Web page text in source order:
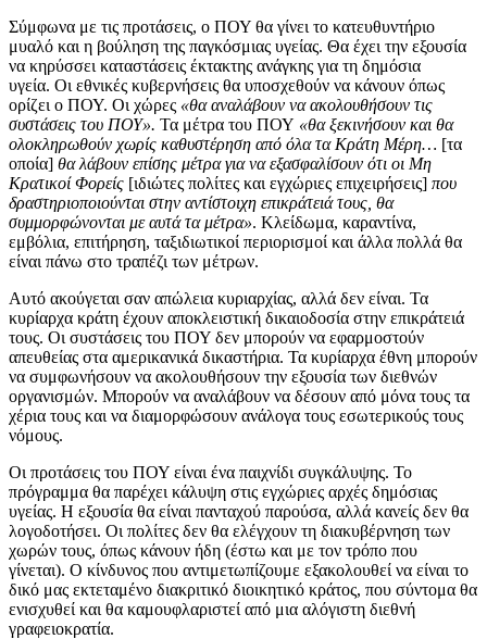
Σύμφωνα με τις προτάσεις, ο ΠΟΥ θα γίνει το κατευθυντήριο
μυαλό και η βούληση της παγκόσμιας υγείας. Θα έχει την εξουσία
να κηρύσσει καταστάσεις έκτακτης ανάγκης για τη δημόσια
υγεία. Οι εθνικές κυβερνήσεις θα υποσχεθούν να κάνουν όπως
ορίζει ο ΠΟΥ. Οι χώρες «θα αναλάβουν να ακολουθήσουν τις
συστάσεις του ΠΟΥ». Τα μέτρα του ΠΟΥ «θα ξεκινήσουν και θα
ολοκληρωθούν χωρίς καθυστέρηση από όλα τα Κράτη Μέρη… [τα
οποία] θα λάβουν επίσης μέτρα για να εξασφαλίσουν ότι οι Μη
Κρατικοί Φορείς [ιδιώτες πολίτες και εγχώριες επιχειρήσεις] που
δραστηριοποιούνται στην αντίστοιχη επικράτειά τους, θα
συμμορφώνονται με αυτά τα μέτρα». Κλείδωμα, καραντίνα,
εμβόλια, επιτήρηση, ταξιδιωτικοί περιορισμοί και άλλα πολλά θα
είναι πάνω στο τραπέζι των μέτρων.
Αυτό ακούγεται σαν απώλεια κυριαρχίας, αλλά δεν είναι. Τα
κυρίαρχα κράτη έχουν αποκλειστική δικαιοδοσία στην επικράτειά
τους. Οι συστάσεις του ΠΟΥ δεν μπορούν να εφαρμοστούν
απευθείας στα αμερικανικά δικαστήρια. Τα κυρίαρχα έθνη μπορούν
να συμφωνήσουν να ακολουθήσουν την εξουσία των διεθνών
οργανισμών. Μπορούν να αναλάβουν να δέσουν από μόνα τους τα
χέρια τους και να διαμορφώσουν ανάλογα τους εσωτερικούς τους
νόμους.
Οι προτάσεις του ΠΟΥ είναι ένα παιχνίδι συγκάλυψης. Το
πρόγραμμα θα παρέχει κάλυψη στις εγχώριες αρχές δημόσιας
υγείας. Η εξουσία θα είναι πανταχού παρούσα, αλλά κανείς δεν θα
λογοδοτήσει. Οι πολίτες δεν θα ελέγχουν τη διακυβέρνηση των
χωρών τους, όπως κάνουν ήδη (έστω και με τον τρόπο που
γίνεται). Ο κίνδυνος που αντιμετωπίζουμε εξακολουθεί να είναι το
δικό μας εκτεταμένο διακριτικό διοικητικό κράτος, που σύντομα θα
ενισχυθεί και θα καμουφλαριστεί από μια αλόγιστη διεθνή
γραφειοκρατία.